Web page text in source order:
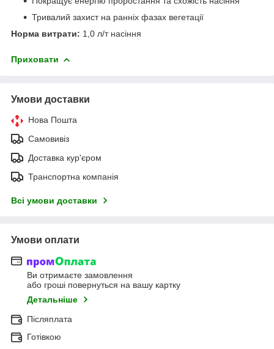
Тривалий захист на ранніх фазах вегетації
Норма витрати: 1,0 л/т насіння
Приховати
Умови доставки
Нова Пошта
Самовивіз
Доставка кур'єром
Транспортна компанія
Всі умови доставки
Умови оплати
Ви отримаєте замовлення
або гроші повернуться на вашу картку
Детальніше
Післяплата
Готівкою